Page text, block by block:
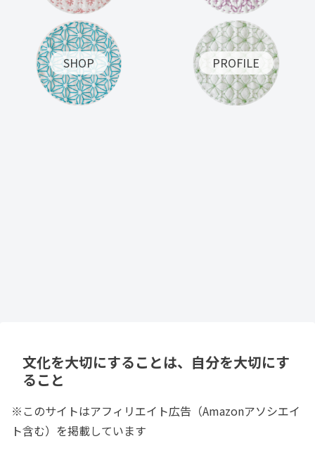
SHOP PROFILE
文化を大切にすることは、自分を大切にす
ること
※このサイトはアフィリエイト広告（Amazonアソシエイ
ト含む）を掲載しています